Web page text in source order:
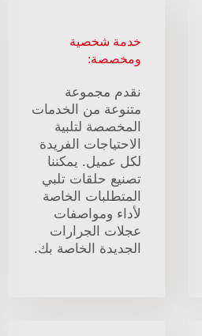
خدمة شخصية
ومخصصة:
نقدم مجموعة
متنوعة من الخدمات
المخصصة لتلبية
الاحتياجات الفريدة
لكل عميل. يمكننا
تصنيع حلقات تلبي
المتطلبات الخاصة
لأداء ومواصفات
عجلات الجرارات
الجديدة الخاصة بك.